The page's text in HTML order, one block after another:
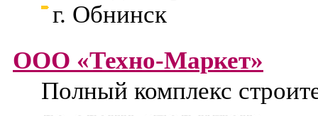
г. Обнинск
ООО «Техно-Маркет»
Полный комплекс